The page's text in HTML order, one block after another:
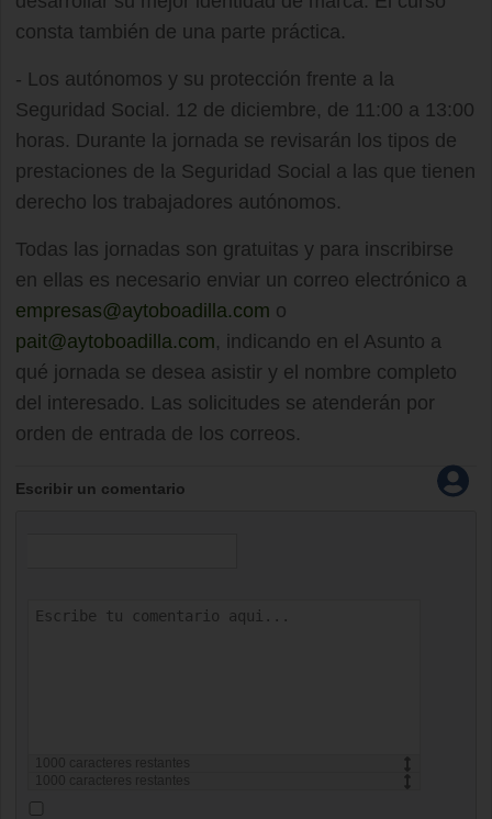
consta también de una parte práctica.
- Los autónomos y su protección frente a la
Seguridad Social. 12 de diciembre, de 11:00 a 13:00
horas. Durante la jornada se revisarán los tipos de
prestaciones de la Seguridad Social a las que tienen
derecho los trabajadores autónomos.
Todas las jornadas son gratuitas y para inscribirse
en ellas es necesario enviar un correo electrónico a
empresas@aytoboadilla.com o
pait@aytoboadilla.com, indicando en el Asunto a
qué jornada se desea asistir y el nombre completo
del interesado. Las solicitudes se atenderán por
orden de entrada de los correos.
Escribir un comentario
caracteres restantes
caracteres restantes